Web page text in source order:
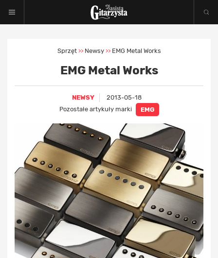
Sprzęt >> Newsy >> EMG Metal Works
EMG Metal Works
NEWSY
2013-05-18
Pozostałe artykuły marki
EMG